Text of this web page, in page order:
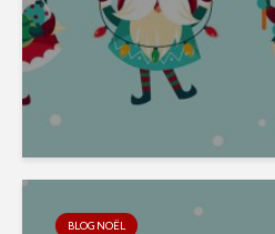
BLOG NOËL